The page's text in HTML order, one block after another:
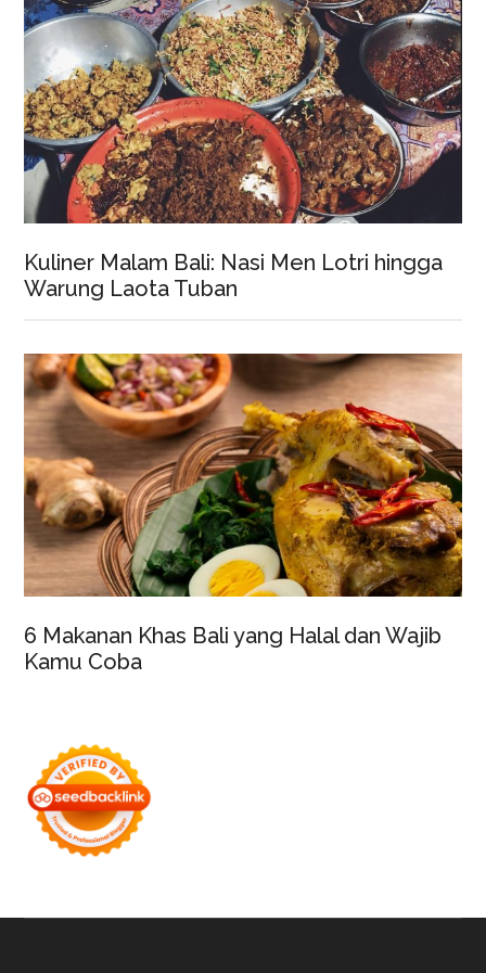
Kuliner Malam Bali: Nasi Men Lotri hingga
Warung Laota Tuban
6 Makanan Khas Bali yang Halal dan Wajib
Kamu Coba